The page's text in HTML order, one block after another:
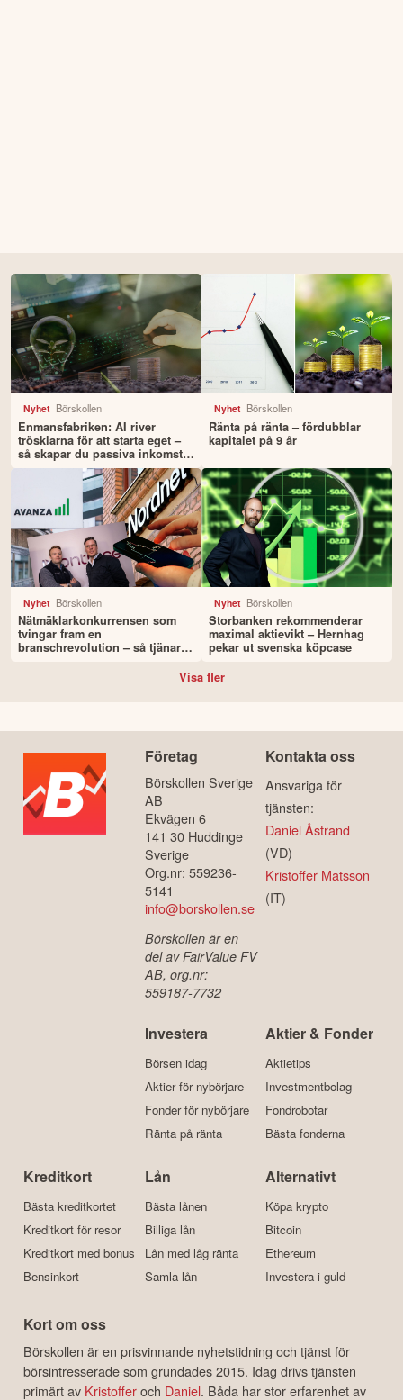
Nyhet Börskollen
Enmansfabriken: AI river
trösklarna för att starta eget –
så skapar du passiva inkomster
med hjälp av tekniken
Nyhet Börskollen
Ränta på ränta – fördubblar
kapitalet på 9 år
Nyhet Börskollen
Nätmäklarkonkurrensen som
tvingar fram en
branschrevolution – så tjänar
Nyhet Börskollen
Storbanken rekommenderar
maximal aktievikt – Hernhag
pekar ut svenska köpcase
Visa fler
Företag
Börskollen Sverige
AB
Ekvägen 6
141 30 Huddinge
Sverige
Org.nr: 559236-
5141
info@borskollen.se
Börskollen är en
del av FairValue FV
AB, org.nr:
559187-7732
Kontakta oss
Ansvariga för
tjänsten:
Daniel Åstrand
(VD)
Kristoffer Matsson
(IT)
Investera
Börsen idag
Aktier för nybörjare
Fonder för nybörjare
Ränta på ränta
Aktier & Fonder
Aktietips
Investmentbolag
Fondrobotar
Bästa fonderna
Kreditkort
Bästa kreditkortet
Kreditkort för resor
Kreditkort med bonus
Bensinkort
Lån
Bästa lånen
Billiga lån
Lån med låg ränta
Samla lån
Alternativt
Köpa krypto
Bitcoin
Ethereum
Investera i guld
Kort om oss
Börskollen är en prisvinnande nyhetstidning och tjänst för
börsintresserade som grundades 2015. Idag drivs tjänsten
primärt av Kristofferoch Daniel. Båda har stor erfarenhet av